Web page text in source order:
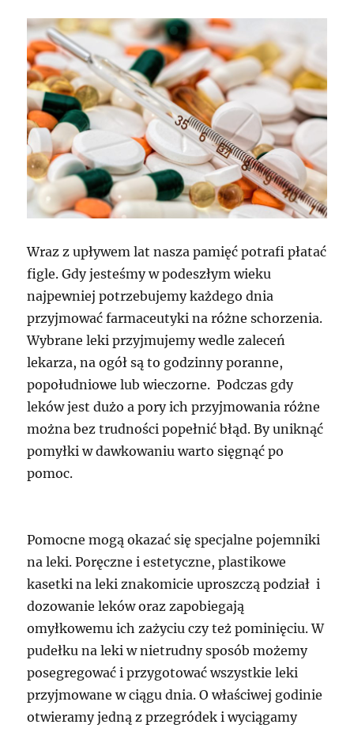
Wraz z upływem lat nasza pamięć potrafi płatać
figle. Gdy jesteśmy w podeszłym wieku
najpewniej potrzebujemy każdego dnia
przyjmować farmaceutyki na różne schorzenia.
Wybrane leki przyjmujemy wedle zaleceń
lekarza, na ogół są to godzinny poranne,
popołudniowe lub wieczorne. Podczas gdy
leków jest dużo a pory ich przyjmowania różne
można bez trudności popełnić błąd. By uniknąć
pomyłki w dawkowaniu warto sięgnąć po
pomoc.
Pomocne mogą okazać się specjalne pojemniki
na leki. Poręczne i estetyczne, plastikowe
kasetki na leki znakomicie uproszczą podział i
dozowanie leków oraz zapobiegają
omyłkowemu ich zażyciu czy też pominięciu. W
pudełku na leki w nietrudny sposób możemy
posegregować i przygotować wszystkie leki
przyjmowane w ciągu dnia. O właściwej godinie
otwieramy jedną z przegródek i wyciągamy